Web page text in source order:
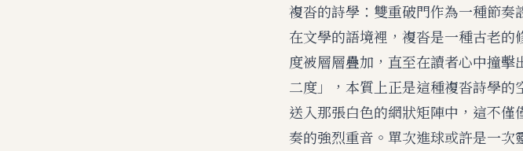
複沓的詩學：雙重破門作為一種節奏
在文學的語境裡，複沓是一種古老
度被層層疊加，直至在讀者心中撞
二度」，本質上正是這種複沓詩學
送入那張白色的網狀矩陣中，這不
奏的強烈重音。單次進球或許是一次